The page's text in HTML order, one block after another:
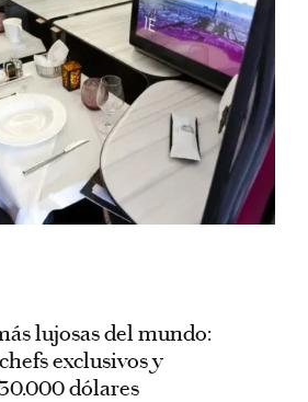
lujosas del mundo:
exclusivos y
dólares